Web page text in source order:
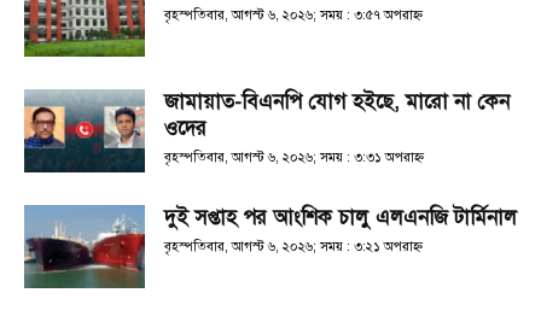
বৃহস্পতিবার, আগস্ট ৬, ২০২৬; সময় : ৩:৫৭ অপরাহ্ণ
জামায়াত-বিএনপি যোগ হইছে, মারো না কেন
ওদের
বৃহস্পতিবার, আগস্ট ৬, ২০২৬; সময় : ৩:৩১ অপরাহ্ণ
দুই সপ্তাহ পর আংশিক চালু এলএনজি টার্মিনাল
বৃহস্পতিবার, আগস্ট ৬, ২০২৬; সময় : ৩:২১ অপরাহ্ণ